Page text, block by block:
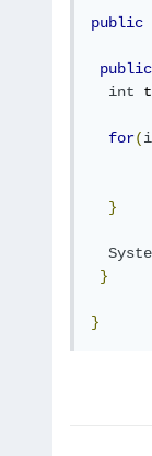
public
public
int
for(
}
}
}